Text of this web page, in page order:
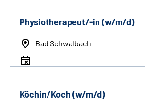
Physiotherapeut/-in (w/m/d)
Bad Schwalbach
Köchin/Koch (w/m/d)